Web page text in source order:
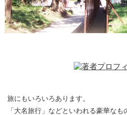
旅にもいろいろあります。
「大名旅行」などといわれる豪華な